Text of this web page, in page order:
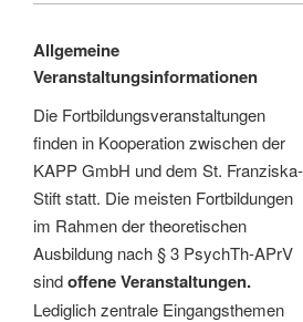
Allgemeine
Veranstaltungsinformationen
Die Fortbildungsveranstaltungen
finden in Kooperation zwischen der
KAPP GmbH und dem St. Franziska-
Stift statt. Die meisten Fortbildungen
im Rahmen der theoretischen
Ausbildung nach § 3 PsychTh-APrV
sindoffene Veranstaltungen.
Lediglich zentrale Eingangsthemen